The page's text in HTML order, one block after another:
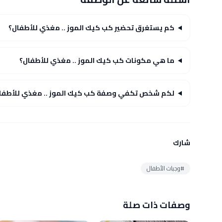
كم يستغرق تحضير كب كيك الموز .. مغذي للأطفال؟
ما هي مكونات كب كيك الموز .. مغذي للأطفال؟
لكم شخص تكفي وصفة كب كيك الموز .. مغذي
شارك
#وجبات الأطفال
وصفات ذات صلة